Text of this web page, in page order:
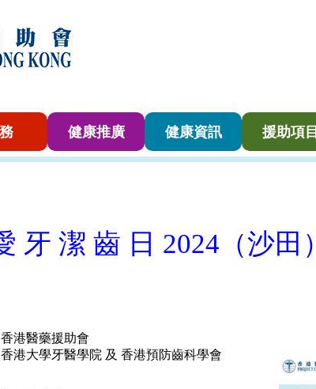
健康推廣 健康資訊 援助項目
牙 潔 齒 日 2024（沙田）
港醫藥援助會
港大學牙醫學院 及 香港預防齒科學會